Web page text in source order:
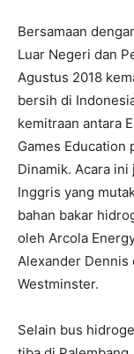
Bersamaan
Luar Negeri dan
Agustus 2018
bersih di
kemitraan antara
Games Education
Dinamik. Acara
Inggris yang
bahan bakar
oleh Arcola
Alexander Dennis
Westminster.
Selain bus